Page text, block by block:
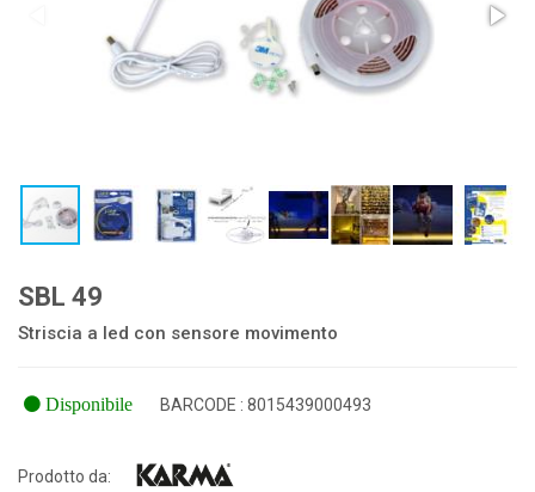
SBL 49
Striscia a led con sensore movimento
Disponibile BARCODE : 8015439000493
Prodotto da: